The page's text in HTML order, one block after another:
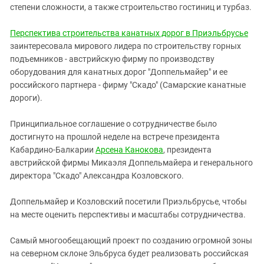
степени сложности, а также строительство гостиниц и турбаз.
Перспектива строительства канатных дорог в Приэльбрусье
заинтересовала мирового лидера по строительству горных
подъемников - австрийскую фирму по производству
оборудования для канатных дорог "Доппельмайер" и ее
российского партнера - фирму "Скадо" (Самарские канатные
дороги).
Принципиальное соглашение о сотрудничестве было
достигнуто на прошлой неделе на встрече президента
Кабардино-Балкарии Арсена Канокова, президента
австрийской фирмы Микаэля Доппельмайера и генерального
директора "Скадо" Александра Козловского.
Доппельмайер и Козловский посетили Приэльбрусье, чтобы
на месте оценить перспективы и масштабы сотрудничества.
Самый многообещающий проект по созданию огромной зоны
на северном склоне Эльбруса будет реализовать российская